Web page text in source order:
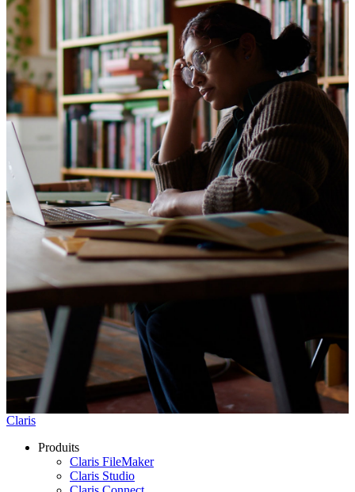
Claris
Produits
Claris FileMaker
Claris Studio